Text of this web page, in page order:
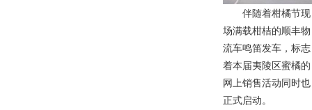
伴随着柑橘节现
场满载柑桔的顺丰物
流车鸣笛发车 ， 标志
着本届夷陵区蜜橘的
网上销售活动同时也
正式启动。